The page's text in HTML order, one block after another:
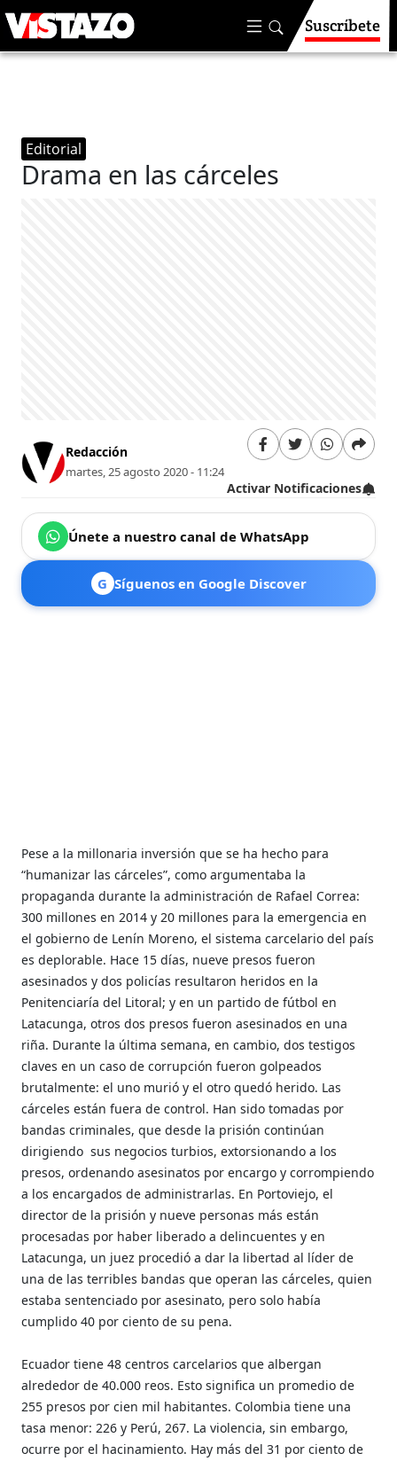
Suscríbete
Editorial
Drama en las cárceles
Redacción
martes, 25 agosto 2020 - 11:24
Activar Notificaciones
Únete a nuestro canal de WhatsApp
G Síguenos en Google Discover
Pese a la millonaria inversión que se ha hecho para
“humanizar las cárceles”, como argumentaba la
propaganda durante la administración de Rafael Correa:
300 millones en 2014 y 20 millones para la emergencia en
el gobierno de Lenín Moreno, el sistema carcelario del país
es deplorable. Hace 15 días, nueve presos fueron
asesinados y dos policías resultaron heridos en la
Penitenciaría del Litoral; y en un partido de fútbol en
Latacunga, otros dos presos fueron asesinados en una
riña. Durante la última semana, en cambio, dos testigos
claves en un caso de corrupción fueron golpeados
brutalmente: el uno murió y el otro quedó herido. Las
cárceles están fuera de control. Han sido tomadas por
bandas criminales, que desde la prisión continúan
dirigiendo sus negocios turbios, extorsionando a los
presos, ordenando asesinatos por encargo y corrompiendo
a los encargados de administrarlas. En Portoviejo, el
director de la prisión y nueve personas más están
procesadas por haber liberado a delincuentes y en
Latacunga, un juez procedió a dar la libertad al líder de
una de las terribles bandas que operan las cárceles, quien
estaba sentenciado por asesinato, pero solo había
cumplido 40 por ciento de su pena.
Ecuador tiene 48 centros carcelarios que albergan
alrededor de 40.000 reos. Esto significa un promedio de
255 presos por cien mil habitantes. Colombia tiene una
tasa menor: 226 y Perú, 267. La violencia, sin embargo,
ocurre por el hacinamiento. Hay más del 31 por ciento de